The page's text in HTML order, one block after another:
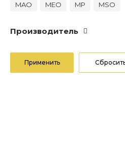
MAO MEO MP MSO
Производитель